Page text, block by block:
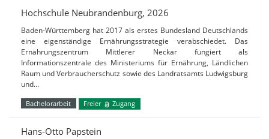
Hochschule Neubrandenburg, 2026
Baden-Württemberg hat 2017 als erstes Bundesland Deutschlands
eine eigenständige Ernährungsstrategie verabschiedet. Das
Ernährungszentrum Mittlerer Neckar fungiert als
Informationszentrale des Ministeriums für Ernährung, Ländlichen
Raum und Verbraucherschutz sowie des Landratsamts Ludwigsburg
und…
Bachelorarbeit Freier Zugang
Hans-Otto Papstein